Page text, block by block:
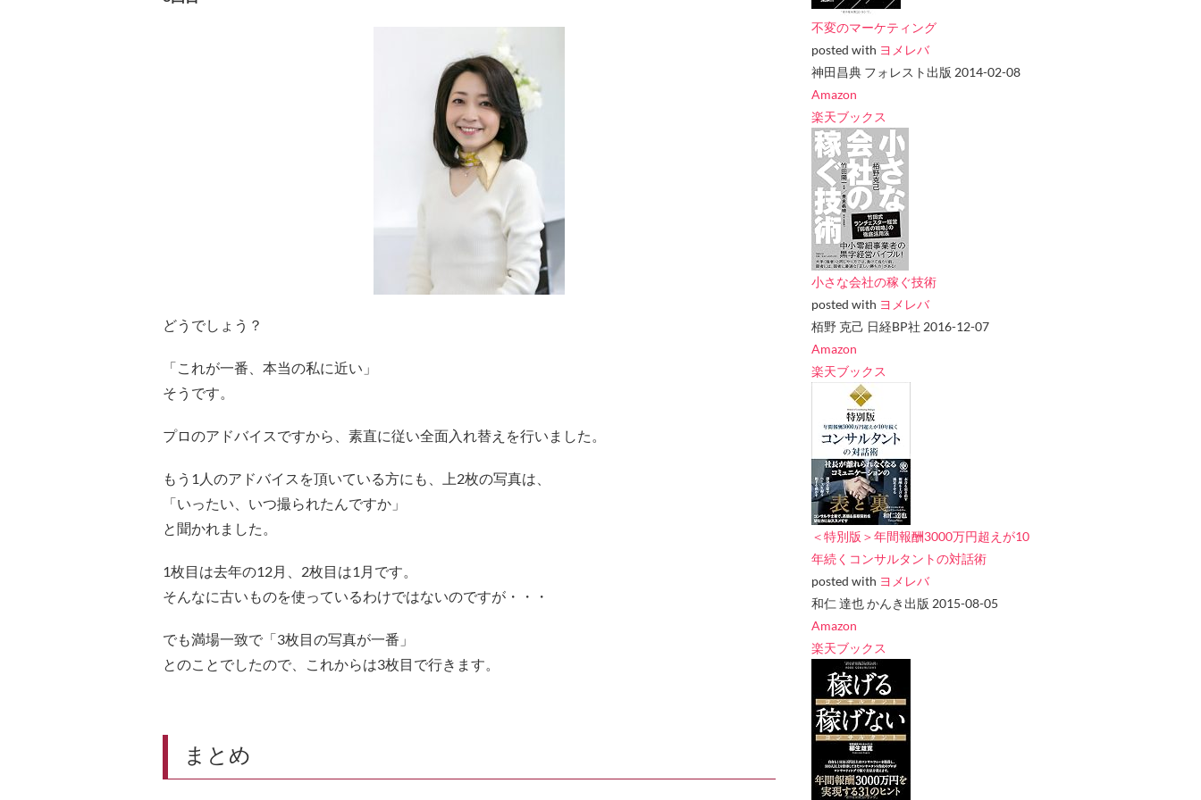
どうでしょう？
「これが一番、本当の私に近い」
そうです。
プロのアドバイスですから、素直に従い全面入れ替えを行いました。
もう1人のアドバイスを頂いている方にも、上2枚の写真は、
「いったい、いつ撮られたんですか」
と聞かれました。
1枚目は去年の12月、2枚目は1月です。
そんなに古いものを使っているわけではないのですが・・・
でも満場一致で「3枚目の写真が一番」
とのことでしたので、これからは3枚目で行きます。
まとめ
不変のマーケティング
posted with ヨメレバ
神田昌典 フォレスト出版 2014-02-08
Amazon
楽天ブックス
小さな会社の稼ぐ技術
posted with ヨメレバ
栢野 克己 日経BP社 2016-12-07
Amazon
楽天ブックス
＜特別版＞年間報酬3000万円超えが10
年続くコンサルタントの対話術
posted with ヨメレバ
和仁 達也 かんき出版 2015-08-05
Amazon
楽天ブックス